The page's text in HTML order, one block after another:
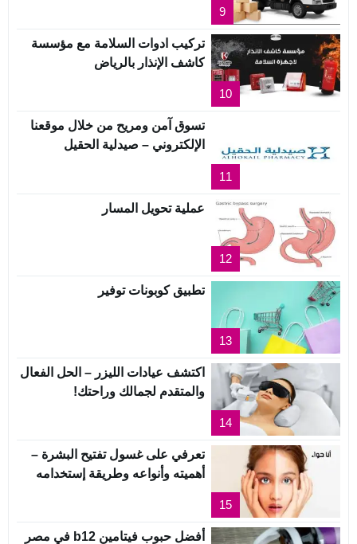
9
10
تركيب ادوات السلامة مع مؤسسة
كاشف الإنذار بالرياض
11
تسوق آمن ومريح من خلال موقعنا
الإلكتروني – صيدلية الحقيل
12
عملية تحويل المسار
13
تطبيق كوبونات توفير
14
اكتشف عيادات الليزر – الحل الفعال
والمتقدم لجمالك وراحتك!
15
تعرفي على غسول تفتيح البشرة –
أهميته وأنواعه وطريقة إستخدامه
أفضل حبوب فيتامين b12 في مصر